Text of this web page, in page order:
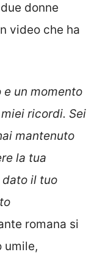
donne
video che ha
e un momento
ricordi. Sei
mantenuto
la tua
il tuo
romana si
umile,